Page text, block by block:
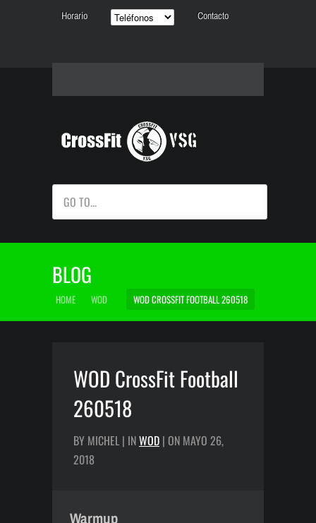
Horario Contacto
GO TO...
BLOG
HOME WOD WOD CROSSFIT FOOTBALL 260518
WOD CrossFit Football
260518
BY MICHEL | INWOD | ON MAYO 26,
2018
Warmup